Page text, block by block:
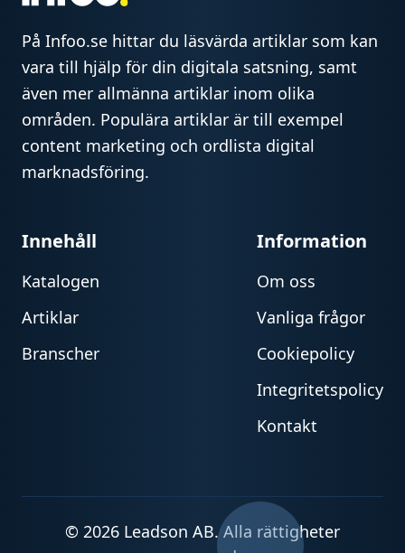
På Infoo.se hittar du läsvärda artiklar som kan
vara till hjälp för din digitala satsning, samt
även mer allmänna artiklar inom olika
områden. Populära artiklar är till exempel
content marketing och ordlista digital
marknadsföring.
Innehåll
Katalogen
Artiklar
Branscher
Information
Om oss
Vanliga frågor
Cookiepolicy
Integritetspolicy
Kontakt
© 2026 Leadson AB. Alla rättigheter